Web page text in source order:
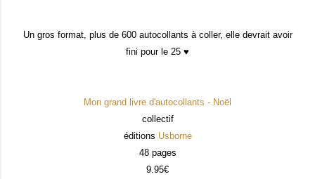
Un gros format, plus de 600 autocollants à coller, elle devrait avoir
fini pour le 25 ♥
Mon grand livre d'autocollants - Noël
collectif
éditions Usborne
48 pages
9.95€